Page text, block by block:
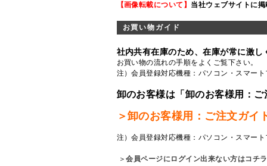
【画像転載について】 当社ウェブサイトに
お買い物ガイド
社内共有在庫のため、在庫が常に激
お買い物の流れの手順をよくご覧下さい。
注）会員登録対応機種：パソコン・スマー
卸のお客様は「卸のお客様用：
＞卸のお客様用：ご注文ガイ
注）会員登録対応機種：パソコン・スマー
＞会員ページにログイン出来ない方はコチラ